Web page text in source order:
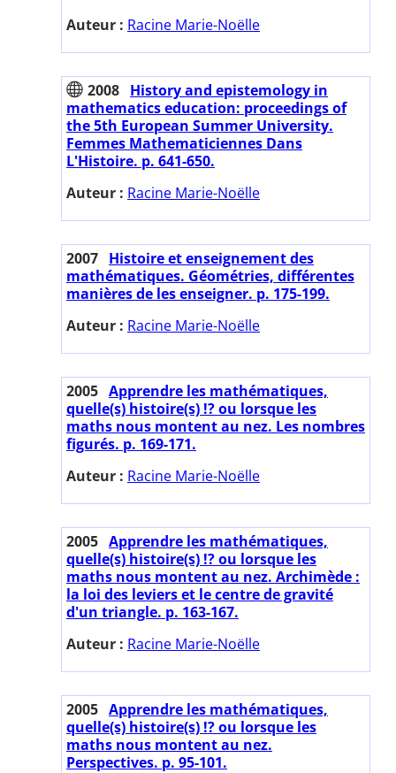
Auteur : Racine Marie-Noëlle
2008 History and epistemology in
mathematics education: proceedings of
the 5th European Summer University.
Femmes Mathematiciennes Dans
L'Histoire. p. 641-650.
Auteur : Racine Marie-Noëlle
2007 Histoire et enseignement des
mathématiques. Géométries, différentes
manières de les enseigner. p. 175-199.
Auteur : Racine Marie-Noëlle
2005 Apprendre les mathématiques,
quelle(s) histoire(s) !? ou lorsque les
maths nous montent au nez. Les nombres
figurés. p. 169-171.
Auteur : Racine Marie-Noëlle
2005 Apprendre les mathématiques,
quelle(s) histoire(s) !? ou lorsque les
maths nous montent au nez. Archimède :
la loi des leviers et le centre de gravité
d'un triangle. p. 163-167.
Auteur : Racine Marie-Noëlle
2005 Apprendre les mathématiques,
quelle(s) histoire(s) !? ou lorsque les
maths nous montent au nez.
Perspectives. p. 95-101.